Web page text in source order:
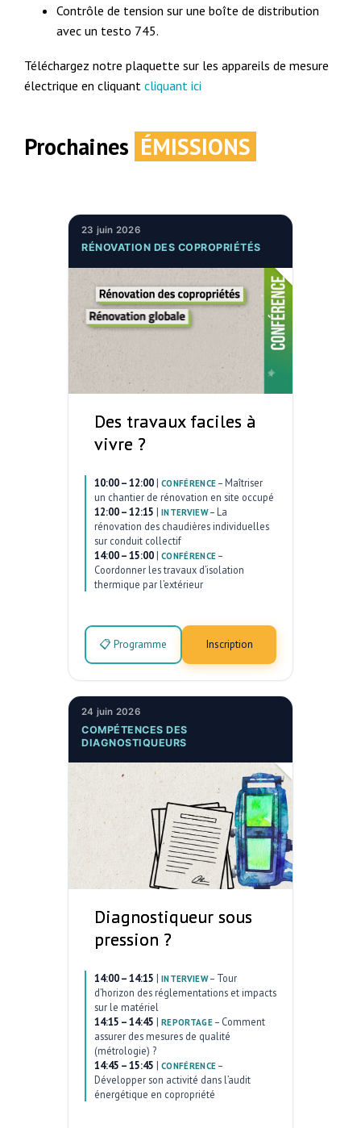
Contrôle de tension sur une boîte de distribution
avec un testo 745.
Téléchargez notre plaquette sur les appareils de mesure
électrique en cliquantcliquant ici
Prochaines ÉMISSIONS
23 juin 2026
RÉNOVATION DES COPROPRIÉTÉS
Des travaux faciles à
vivre ?
10:00 – 12:00 | CONFÉRENCE – Maîtriser
un chantier de rénovation en site occupé
12:00 – 12:15 | INTERVIEW– La
rénovation des chaudières individuelles
sur conduit collectif
14:00 – 15:00 | CONFÉRENCE –
Coordonner les travaux d’isolation
thermique par l’extérieur
📋 Programme Inscription
24 juin 2026
COMPÉTENCES DES
DIAGNOSTIQUEURS
Diagnostiqueur sous
pression ?
14:00 – 14:15 | INTERVIEW– Tour
d’horizon des réglementations et impacts
sur le matériel
14:15 – 14:45 | REPORTAGE– Comment
assurer des mesures de qualité
(métrologie) ?
14:45 – 15:45 | CONFÉRENCE –
Développer son activité dans l’audit
énergétique en copropriété